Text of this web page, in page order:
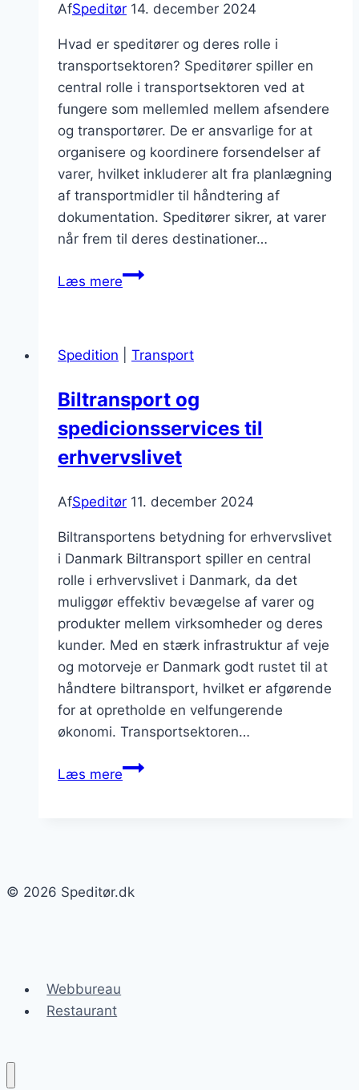
AfSpeditør 14. december 2024
Hvad er speditører og deres rolle i
transportsektoren? Speditører spiller en
central rolle i transportsektoren ved at
fungere som mellemled mellem afsendere
og transportører. De er ansvarlige for at
organisere og koordinere forsendelser af
varer, hvilket inkluderer alt fra planlægning
af transportmidler til håndtering af
dokumentation. Speditører sikrer, at varer
når frem til deres destinationer…
Læs mereSpeditører
guide
Spedition Transport
Biltransport og
spedicionsservices til
erhvervslivet
AfSpeditør 11. december 2024
Biltransportens betydning for erhvervslivet
i Danmark Biltransport spiller en central
rolle i erhvervslivet i Danmark, da det
muliggør effektiv bevægelse af varer og
produkter mellem virksomheder og deres
kunder. Med en stærk infrastruktur af veje
og motorveje er Danmark godt rustet til at
håndtere biltransport, hvilket er afgørende
for at opretholde en velfungerende
økonomi. Transportsektoren…
Læs mereBiltransport
© 2026 Speditør.dk
Webbureau
Restaurant